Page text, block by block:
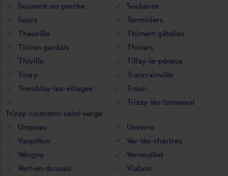
Souancé-au-perche
Soulaires
Sours
Terminiers
Theuville
Thimert-gâtelles
Thiron gardais
Thivars
Thiville
Tillay-le-péneux
Toury
Trancrainville
Tremblay-les-villages
Tréon
Trizay-coutretot-saint-serge
Trizay-lès-bonneval
Umpeau
Unverre
Vaupillon
Ver-lès-chartres
Vérigny
Vernouillet
Vert-en-drouais
Viabon